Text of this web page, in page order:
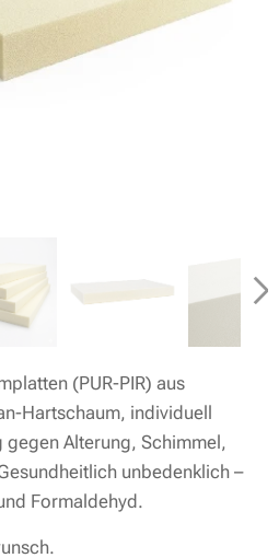
(PUR-PIR) aus
Hartschaum, individuell
Alterung, Schimmel,
unbedenklich –
Formaldehyd.